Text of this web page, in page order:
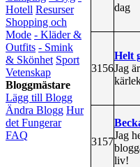
Hotell Resurser
Shopping och
Mode - Kläder &
Outfits - Smink
& Skönhet Sport
Vetenskap
Bloggmästare
Lägg till Blogg
Ändra Blogg Hur
det Fungerar
FAQ
dag
3156
Helt
Jag
3157
Jag
liv!